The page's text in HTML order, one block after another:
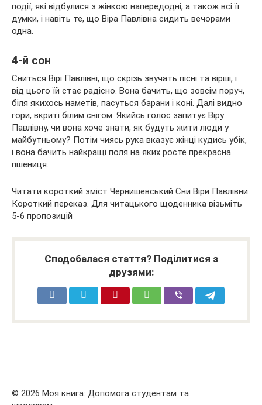
події, які відбулися з жінкою напередодні, а також всі її
думки, і навіть те, що Віра Павлівна сидить вечорами
одна.
4-й сон
Сниться Вірі Павлівні, що скрізь звучать пісні та вірші, і
від цього їй стає радісно. Вона бачить, що зовсім поруч,
біля якихось наметів, пасуться барани і коні. Далі видно
гори, вкриті білим снігом. Якийсь голос запитує Віру
Павлівну, чи вона хоче знати, як будуть жити люди у
майбутньому? Потім чиясь рука вказує жінці кудись убік,
і вона бачить найкращі поля на яких росте прекрасна
пшениця.
Читати короткий зміст Чернишевський Сни Віри Павлівни.
Короткий переказ. Для читацького щоденника візьміть
5-6 пропозицій
Сподобалася стаття? Поділитися з
друзями:
© 2026 Моя книга: Допомога студентам та